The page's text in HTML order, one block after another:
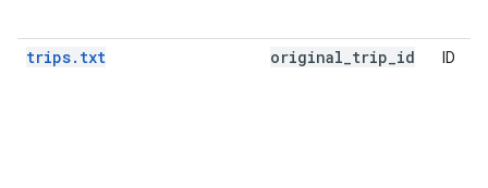
trips.txt original trip id ID